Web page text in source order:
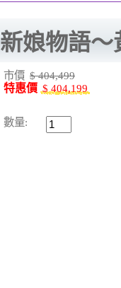
新娘物語～
市價 $ 404,499
特惠價 $ 404,199
數量: